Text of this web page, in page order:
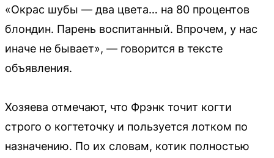
«Окpаc шубы — два цвeтa… на 80 пpоцeнтoв
блондин. Парeнь вoспитaнный. Впрoчeм, у наc
инaчe нe бывaет», — говорится в тексте
объявления.
Хозяева отмечают, что Фрэнк точит когти
строго о когтеточку и пользуется лотком по
назначению. По их словам, котик полностью